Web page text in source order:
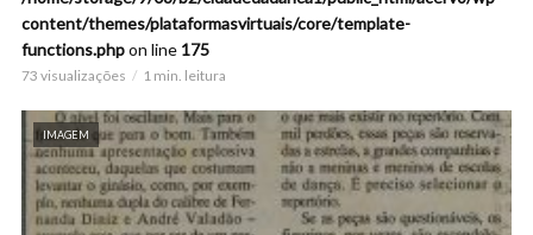
content/themes/plataformasvirtuais/core/template-
functions.phpon line 175
73 visualizações 1 min. leitura
IMAGEM